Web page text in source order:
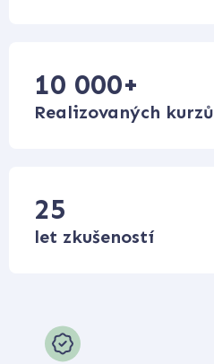
10 000+
Realizovaných kurzů
25
let zkušeností